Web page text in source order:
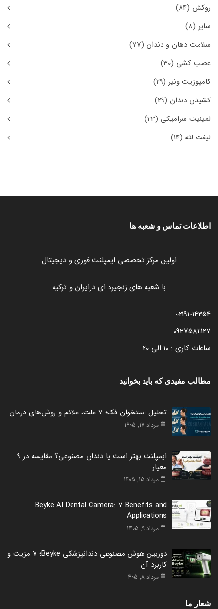
روکش (84)
سایر (8)
سلامت دهان و دندان (77)
عصب کشی (30)
کامپوزیت ونیر (29)
کشیدن دندان (29)
لمینیت سرامیکی (23)
لیفت لثه (14)
اطلاعات تماس و شعبه ها
اولین مرکز تخصصی ایمپلنت فوری و دیجیتال
با شعبه های زنجیره ای درایران و ترکیه
02191014354
09375811127
ساعات کاری : 10 الی 20
مطالب مفیدی که باید بخوانید
تحلیل استخوان فک؛ 7 علت، علائم و روش‌های درمان
مرداد 17, 1405
ایمپلنت بهتر است یا دندان مصنوعی؟ مقایسه در 9
معیار
مرداد 15, 1405
Beyke AI Dental Camera: 7 Benefits and
Applications
مرداد 9, 1405
دوربین هوش مصنوعی دندانپزشکی Beyke؛ 7 مزیت و
کاربرد آن
مرداد 8, 1405
شعار ما